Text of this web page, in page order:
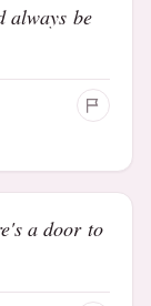
always be
a door to